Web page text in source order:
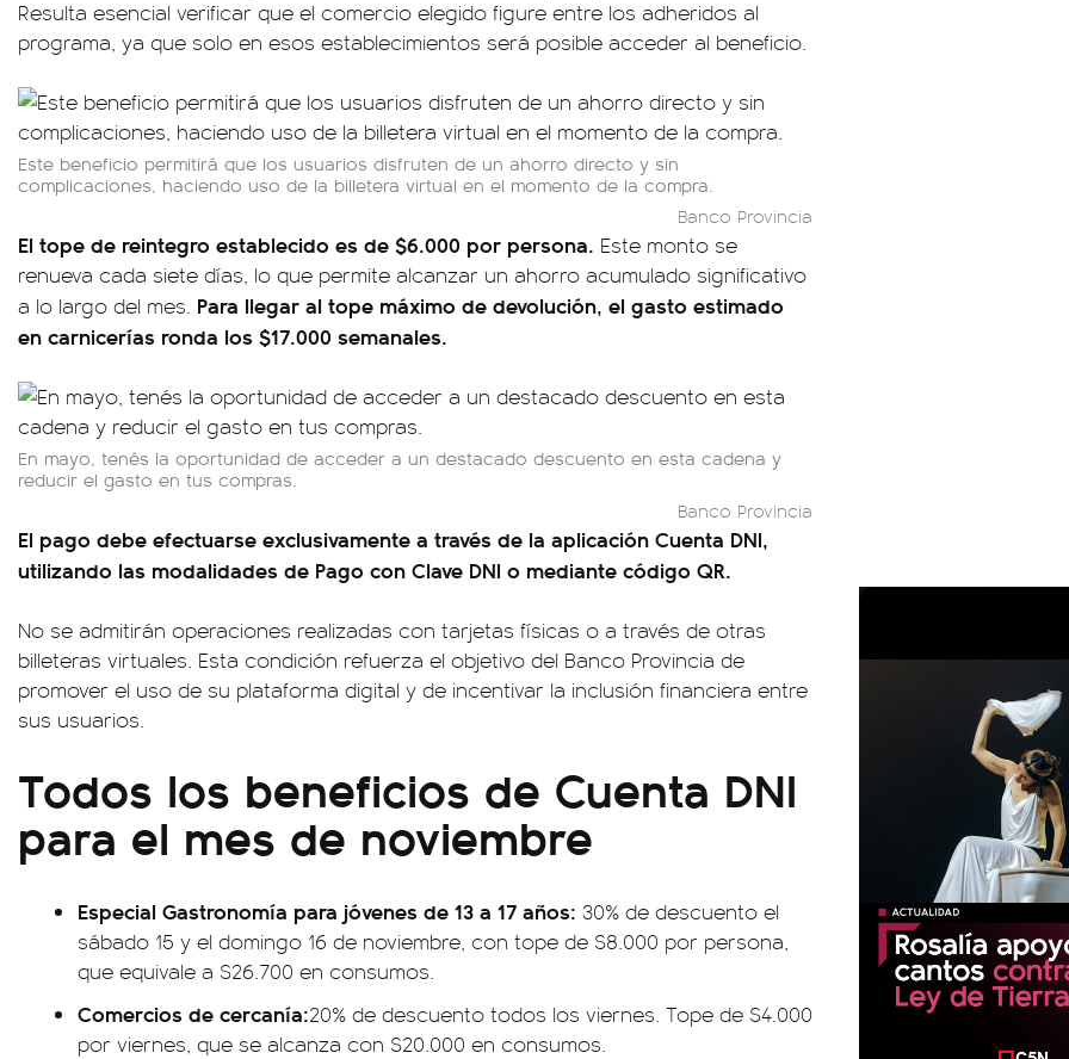
Resulta esencial verificar que el comercio elegido figure entre los adheridos al
programa, ya que solo en esos establecimientos será posible acceder al beneficio.
Este beneficio permitirá que los usuarios disfruten de un ahorro directo y sin
complicaciones, haciendo uso de la billetera virtual en el momento de la compra.
Banco Provincia
El tope de reintegro establecido es de $6.000 por persona. Este monto se
renueva cada siete días, lo que permite alcanzar un ahorro acumulado significativo
a lo largo del mes. Para llegar al tope máximo de devolución, el gasto estimado
en carnicerías ronda los $17.000 semanales.
En mayo, tenés la oportunidad de acceder a un destacado descuento en esta cadena y
reducir el gasto en tus compras.
Banco Provincia
El pago debe efectuarse exclusivamente a través de la aplicación Cuenta DNI,
utilizando las modalidades de Pago con Clave DNI o mediante código QR.
No se admitirán operaciones realizadas con tarjetas físicas o a través de otras
billeteras virtuales. Esta condición refuerza el objetivo del Banco Provincia de
promover el uso de su plataforma digital y de incentivar la inclusión financiera entre
sus usuarios.
Todos los beneficios de Cuenta DNI
para el mes de noviembre
Especial Gastronomía para jóvenes de 13 a 17 años: 30% de descuento el
sábado 15 y el domingo 16 de noviembre, con tope de $8.000 por persona,
que equivale a $26.700 en consumos.
Comercios de cercanía:20% de descuento todos los viernes. Tope de $4.000
por viernes, que se alcanza con $20.000 en consumos.